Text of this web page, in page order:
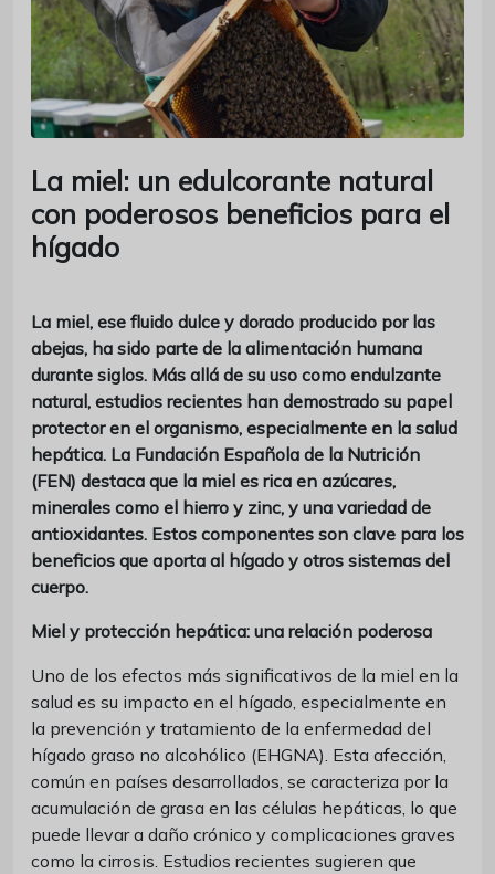
La miel: un edulcorante natural
con poderosos beneficios para el
hígado
La miel, ese fluido dulce y dorado producido por las
abejas, ha sido parte de la alimentación humana
durante siglos. Más allá de su uso como endulzante
natural, estudios recientes han demostrado su papel
protector en el organismo, especialmente en la salud
hepática. La Fundación Española de la Nutrición
(FEN) destaca que la miel es rica en azúcares,
minerales como el hierro y zinc, y una variedad de
antioxidantes. Estos componentes son clave para los
beneficios que aporta al hígado y otros sistemas del
cuerpo.
Miel y protección hepática: una relación poderosa
Uno de los efectos más significativos de la miel en la
salud es su impacto en el hígado, especialmente en
la prevención y tratamiento de la enfermedad del
hígado graso no alcohólico (EHGNA). Esta afección,
común en países desarrollados, se caracteriza por la
acumulación de grasa en las células hepáticas, lo que
puede llevar a daño crónico y complicaciones graves
como la cirrosis. Estudios recientes sugieren que